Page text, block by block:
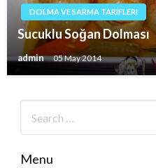
DOLMA VE SARMA TARIFLERI
Sucuklu Soğan Dolması
admin 05 May 2014
Menu